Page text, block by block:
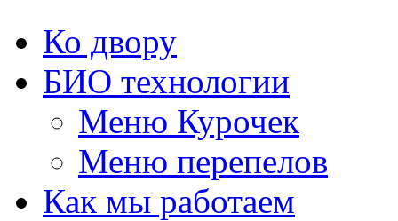
Ко двору
БИО технологии
Меню Курочек
Меню перепелов
Как мы работаем